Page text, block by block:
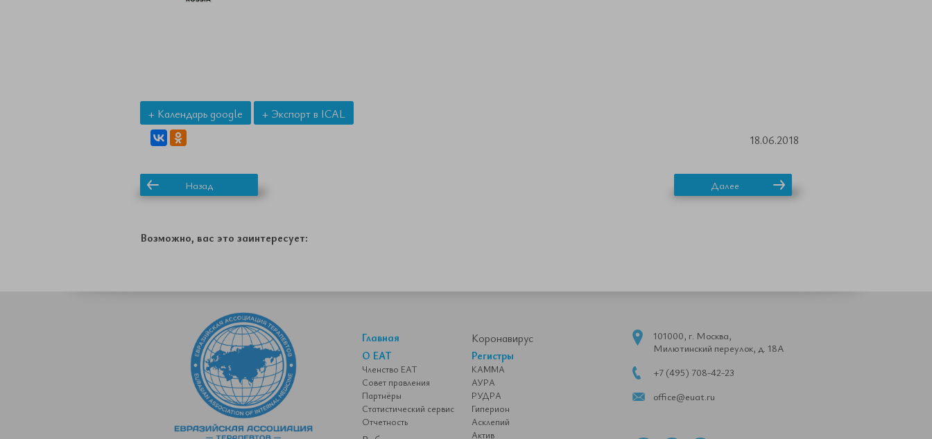
+ Календарь google
+ Экспорт в ICAL
18.06.2018
Назад Далее
Возможно, вас это заинтересует:
Главная
О ЕАТ
Членство ЕАТ
Совет правления
Партнёры
Статистический сервис
Отчетность
Коронавирус
Регистры
КАММА
АУРА
РУДРА
Гиперион
Асклепий
Актив
101000, г. Москва,
Милютинский переулок, д. 18А
+7 (495) 708-42-23
office@euat.ru